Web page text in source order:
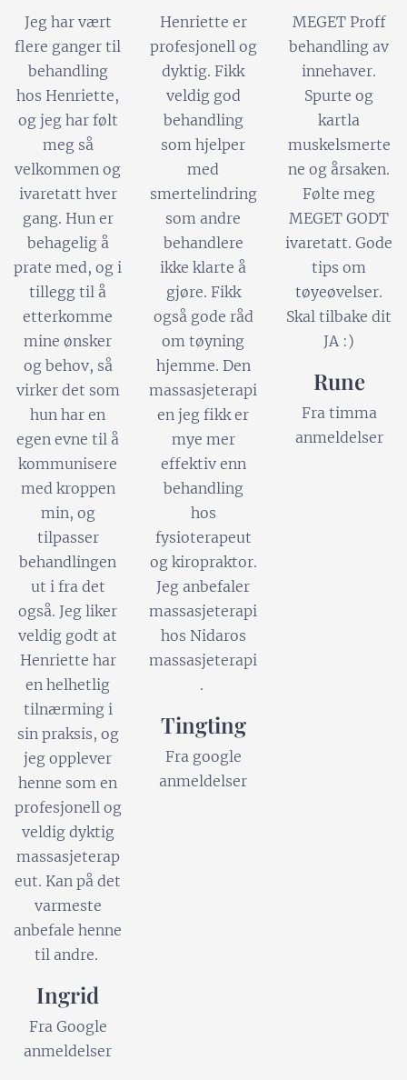
Jeg har vært
flere ganger til
behandling
hos Henriette,
og jeg har følt
meg så
velkommen og
ivaretatt hver
gang. Hun er
behagelig å
prate med, og i
tillegg til å
etterkomme
mine ønsker
og behov, så
virker det som
hun har en
egen evne til å
kommunisere
med kroppen
min, og
tilpasser
behandlingen
ut i fra det
også. Jeg liker
veldig godt at
Henriette har
en helhetlig
tilnærming i
sin praksis, og
jeg opplever
henne som en
profesjonell og
veldig dyktig
massasjeterap
eut. Kan på det
varmeste
anbefale henne
til andre.
Ingrid
Fra Google
anmeldelser
Henriette er
profesjonell og
dyktig. Fikk
veldig god
behandling
som hjelper
med
smertelindring
som andre
behandlere
ikke klarte å
gjøre. Fikk
også gode råd
om tøyning
hjemme. Den
massasjeterapi
en jeg fikk er
mye mer
effektiv enn
behandling
hos
fysioterapeut
og kiropraktor.
Jeg anbefaler
massasjeterapi
hos Nidaros
massasjeterapi
.
Tingting
Fra google
anmeldelser
MEGET Proff
behandling av
innehaver.
Spurte og
kartla
muskelsmerte
ne og årsaken.
Følte meg
MEGET GODT
ivaretatt. Gode
tips om
tøyeøvelser.
Skal tilbake dit
JA :)
Rune
Fra timma
anmeldelser